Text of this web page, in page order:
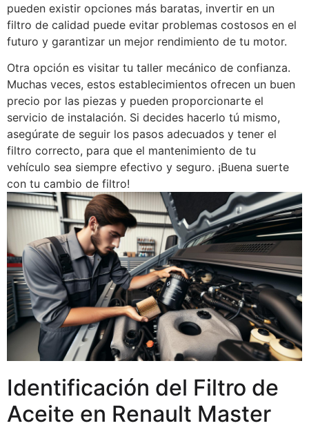
pueden existir opciones más baratas, invertir en un
filtro de calidad puede evitar problemas costosos en el
futuro y garantizar un mejor rendimiento de tu motor.
Otra opción es visitar tu taller mecánico de confianza.
Muchas veces, estos establecimientos ofrecen un buen
precio por las piezas y pueden proporcionarte el
servicio de instalación. Si decides hacerlo tú mismo,
asegúrate de seguir los pasos adecuados y tener el
filtro correcto, para que el mantenimiento de tu
vehículo sea siempre efectivo y seguro. ¡Buena suerte
con tu cambio de filtro!
Identificación del Filtro de
Aceite en Renault Master